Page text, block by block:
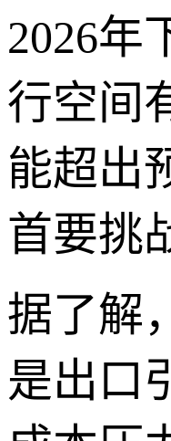
2026年
行空间
能超出
首要挑
据了解
是出口